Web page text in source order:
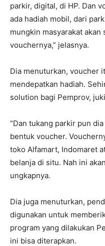
parkir, digital, di HP. Dan
ada hadiah mobil, dari
mungkin masyarakat
vouchernya,” jelasnya.
Dia menuturkan, voucher
mendepatkan hadiah.
solution bagi Pemprov,
“Dan tukang parkir pun
bentuk voucher.
toko Alfamart, Indomaret
belanja di situ. Nah ini
ungkapnya.
Dia juga menuturkan,
digunakan untuk
program yang dilakukan
ini bisa diterapkan.